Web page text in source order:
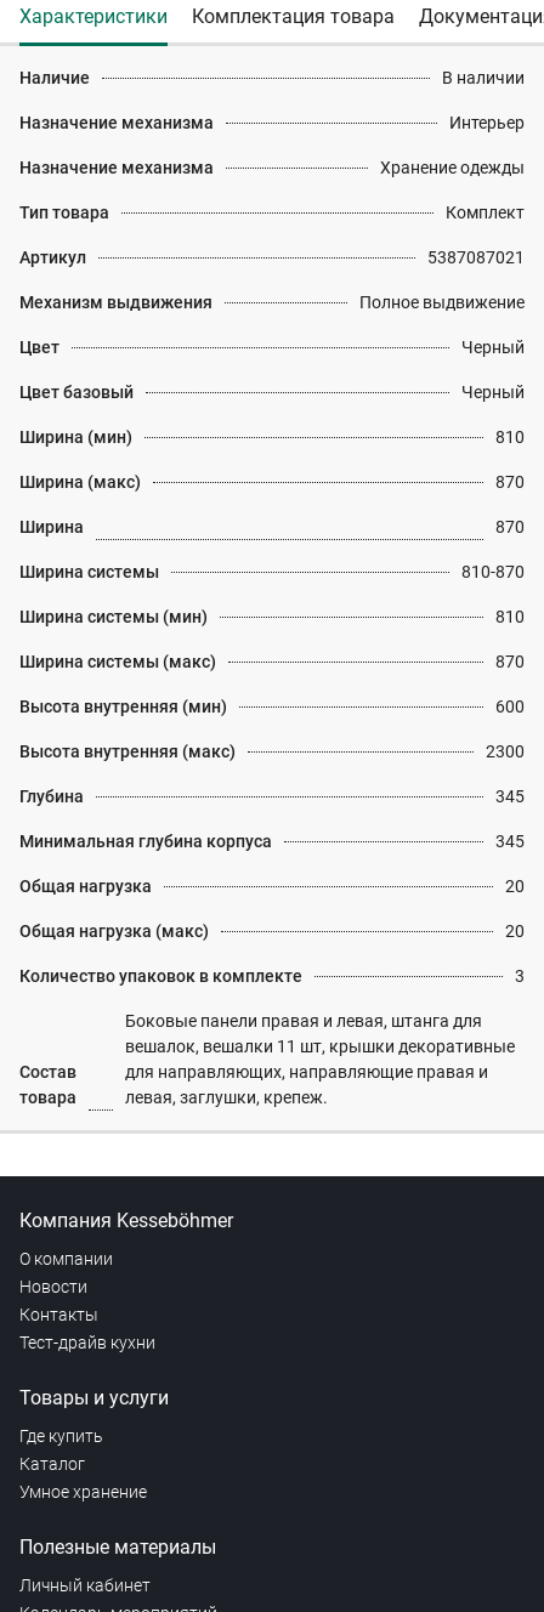
Характеристики Комплектация товара
Наличие В наличии
Назначение механизма Интерьер
Назначение механизма Хранение одежды
Тип товара Комплект
Артикул 5387087021
Механизм выдвижения Полное выдвижение
Цвет Черный
Цвет базовый Черный
Ширина (мин) 810
Ширина (макс) 870
Ширина 870
Ширина системы 810-870
Ширина системы (мин) 810
Ширина системы (макс) 870
Высота внутренняя (мин) 600
Высота внутренняя (макс) 2300
Глубина 345
Минимальная глубина корпуса 345
Общая нагрузка 20
Общая нагрузка (макс) 20
Количество упаковок в комплекте 3
Состав
товара
Боковые панели правая и левая, штанга для
вешалок, вешалки 11 шт, крышки декоративные
для направляющих, направляющие правая и
левая, заглушки, крепеж.
Компания Kesseböhmer
О компании
Новости
Контакты
Тест-драйв кухни
Товары и услуги
Где купить
Каталог
Умное хранение
Полезные материалы
Личный кабинет